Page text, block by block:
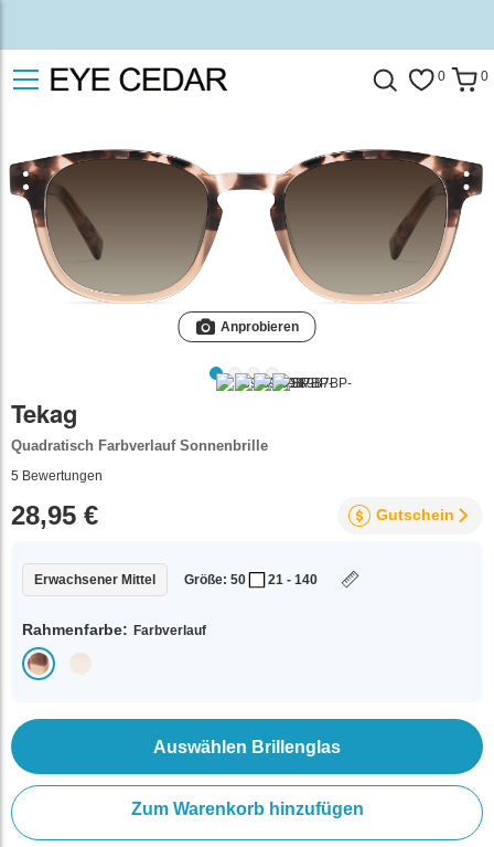
0 0
Anprobieren
Tekag
Quadratisch Farbverlauf Sonnenbrille
5 Bewertungen
28,95 € Gutschein
Erwachsener Mittel Größe: 50 21 - 140
Rahmenfarbe: Farbverlauf
Auswählen Brillenglas
Zum Warenkorb hinzufügen